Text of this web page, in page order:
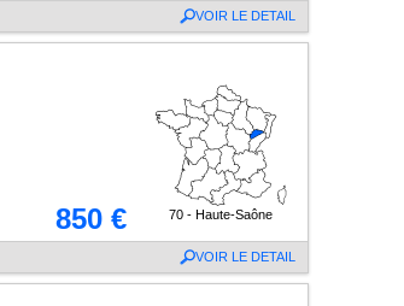
VOIR LE DETAIL
850 € 70 - Haute-Saône
VOIR LE DETAIL